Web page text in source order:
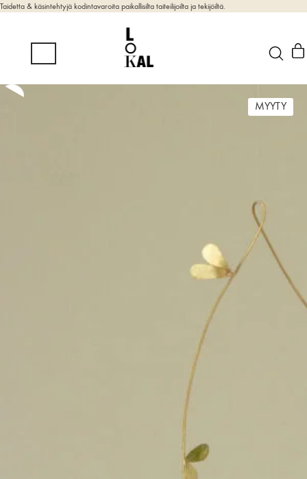
Taidetta & käsintehtyjä kodintavaroita paikallisilta taiteilijoilta ja tekijöiltä.
MYYTY